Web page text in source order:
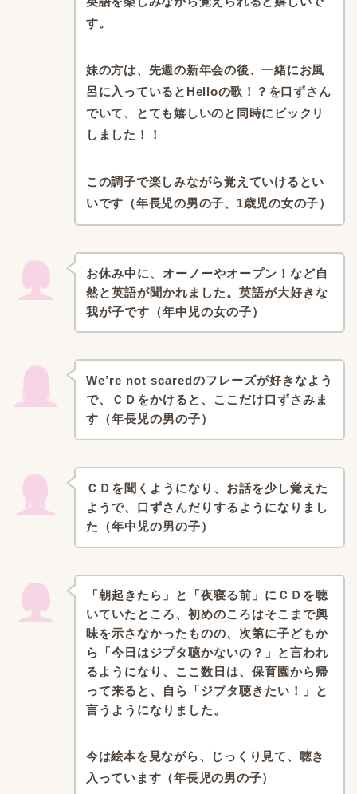
す。
妹の方は、先週の新年会の後、一緒にお風
呂に入っているとHelloの歌！？を口ずさん
でいて、とても嬉しいのと同時にビックリ
しました！！
この調子で楽しみながら覚えていけるとい
いです（年長児の男の子、1歳児の女の子）
お休み中に、オーノーやオープン！など自
然と英語が聞かれました。 英語が大好きな
我が子です（年中児の女の子）
We’re not scaredのフレーズが好きなよう
で、
ＣＤをかけると、ここだけ口ずさみま
す（年長児の男の子）
ＣＤを聞くようになり、お話を少し覚えた
ようで、 口ずさんだりするようになりまし
た（年中児の男の子）
「朝起きたら」と「夜寝る前」にＣＤを聴
いていたところ、 初めのころはそこまで興
味を示さなかったものの、 次第に子どもか
ら「今日はジプタ聴かないの？」と言われ
るようになり、 ここ数日は、保育園から帰
って来ると、自ら「ジプタ聴きたい！」
と
言うようになりました。
今は絵本を見ながら、じっくり見て、聴き
入っています（年長児の男の子）